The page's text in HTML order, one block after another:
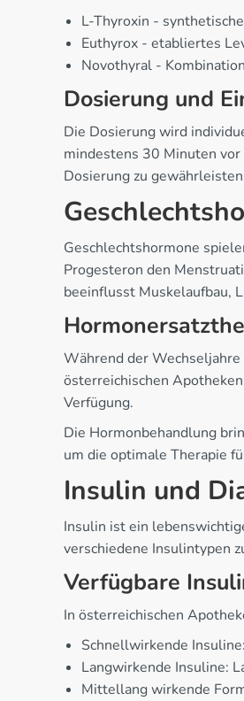
L-Thyroxin -
Euthyrox - etabliertes
Novothyral -
Dosierung und
Die Dosierung wird
mindestens 30 Minuten
Dosierung zu
Geschlechtshormone
Progesteron den
beeinflusst Muskelaufbau,
Während der
österreichischen
Verfügung.
Die Hormonbehandlung
um die optimale Therapie
Insulin und
Insulin ist ein
verschiedene Insulintypen
Verfügbare
In österreichischen
Schnellwirkende
Langwirkende Insuline:
Mittellang wirkende